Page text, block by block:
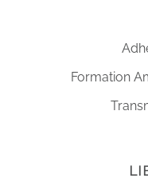
Formation